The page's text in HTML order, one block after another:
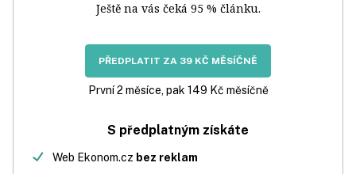
Ještě na vás čeká 95 % článku.
PŘEDPLATIT ZA 39 KČ MĚSÍČNĚ
První 2 měsíce, pak 149 Kč měsíčně
S předplatným získáte
Web Ekonom.cz bez reklam